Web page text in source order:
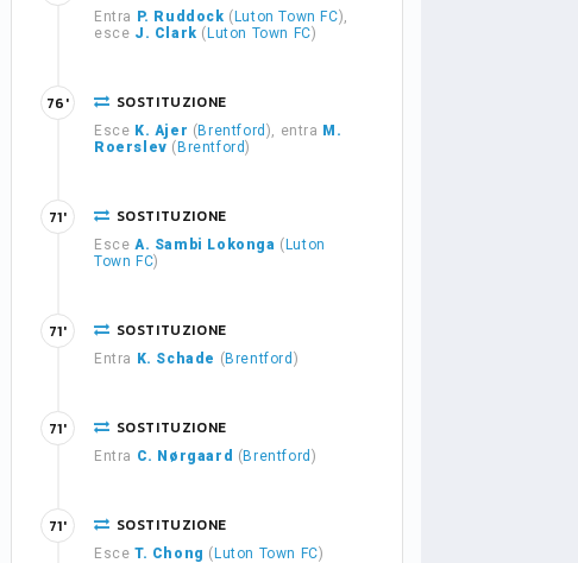
Entra P. Ruddock ( Luton Town FC),
esce J. Clark ( Luton Town FC)
SOSTITUZIONE
Esce K. Ajer ( Brentford ), entra M.
Roerslev ( Brentford)
76'
SOSTITUZIONE
Esce A. Sambi Lokonga ( Luton
Town FC)
71'
SOSTITUZIONE
Entra K. Schade ( Brentford )
71'
SOSTITUZIONE
Entra C. Nørgaard ( Brentford )
71'
SOSTITUZIONE
Esce T. Chong ( Luton Town FC)
71'